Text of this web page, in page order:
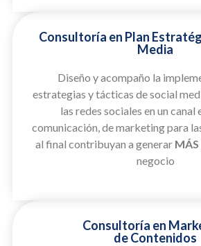
Consultoría en Plan
Media
Diseño y acompaño la
estrategias y tácticas de social
las redes sociales en un
comunicación, de marketing para
al final contribuyan a generar MÁS
negocio
Consultoría en
de Contenidos